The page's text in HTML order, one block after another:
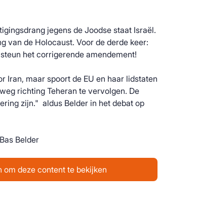
jegens de Joodse staat Israël.
van de Holocaust. Voor de derde keer:
het corrigerende amendement!
Iran, maar spoort de EU en haar lidstaten
richting Teheran te vervolgen. De
zijn." aldus Belder in het debat op
Belder
deze content te bekijken